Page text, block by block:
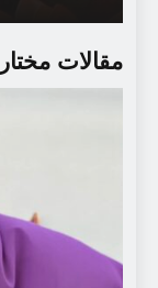
مقالات
فلسفة